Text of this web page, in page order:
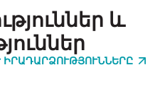
և
ԻՐԱԴԱՐՁՈՒԹՅՈՒՆՆԵՐԸ